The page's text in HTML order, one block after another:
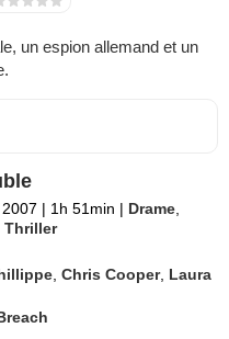
un espion allemand et un
| 1h 51min | Drame
,Thriller
,Chris Cooper, Laura